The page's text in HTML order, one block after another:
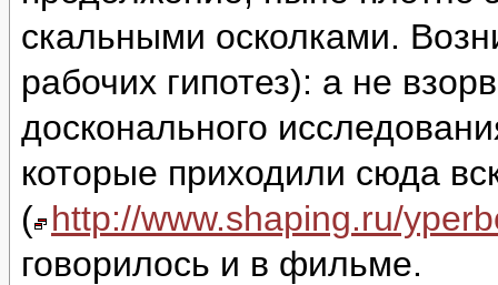
скальными осколками.
рабочих гипотез): а не
досконального
которые приходили сюда
( http://www.shaping.ru/
говорилось и в фильме.